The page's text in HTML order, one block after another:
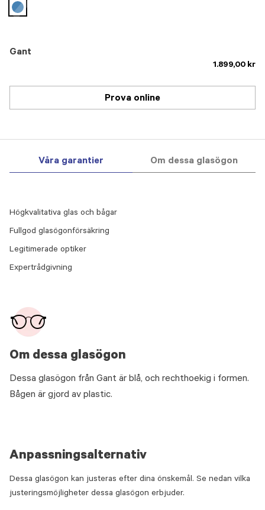
Gant
1.899,00 kr
selected
Prova online
Våra garantier Om dessa glasögon
Om dessa glasögon
Dessa glasögon från Gant är blå, och rechthoekig i formen.
Bågen är gjord av plastic.
Högkvalitativa glas och bågar
Fullgod glasögonförsäkring
Legitimerade optiker
Expertrådgivning
Anpassningsalternativ
Dessa glasögon kan justeras efter dina önskemål. Se nedan vilka
justeringsmöjligheter dessa glasögon erbjuder.